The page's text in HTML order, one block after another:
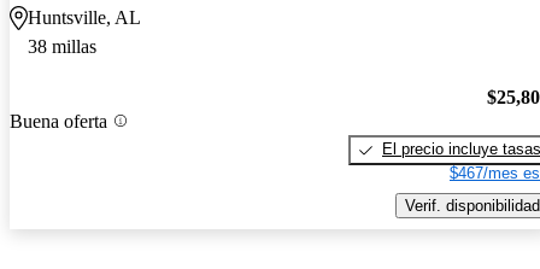
Huntsville, AL
38 millas
Buena oferta
El precio incluye tasas
$467/mes
Verif. disponibilidad